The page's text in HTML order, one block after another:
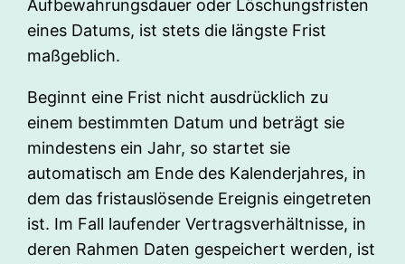
Aufbewahrungsdauer oder Löschungsfristen
eines Datums, ist stets die längste Frist
maßgeblich.
Beginnt eine Frist nicht ausdrücklich zu
einem bestimmten Datum und beträgt sie
mindestens ein Jahr, so startet sie
automatisch am Ende des Kalenderjahres, in
dem das fristauslösende Ereignis eingetreten
ist. Im Fall laufender Vertragsverhältnisse, in
deren Rahmen Daten gespeichert werden, ist